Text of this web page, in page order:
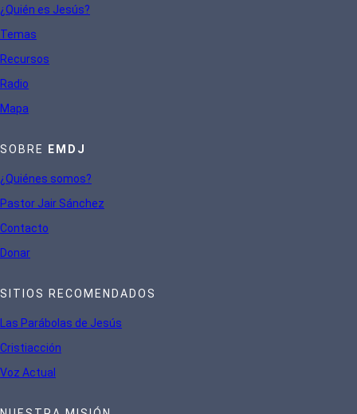
¿Quién es Jesús?
Temas
Recursos
Radio
Mapa
SOBRE EMDJ
¿Quiénes somos?
Pastor Jair Sánchez
Contacto
Donar
SITIOS RECOMENDADOS
Las Parábolas de Jesús
Cristiacción
Voz Actual